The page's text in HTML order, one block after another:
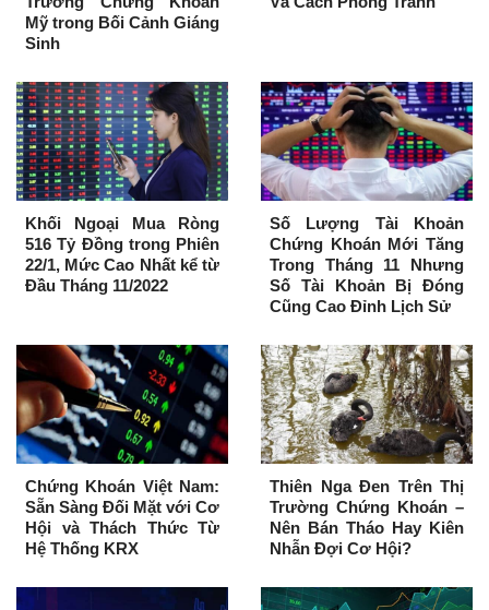
Mỹ trong Bối Cảnh Giáng
Sinh
Khối Ngoại Mua Ròng
516 Tỷ Đồng trong Phiên
22/1, Mức Cao Nhất kể từ
Đầu Tháng 11/2022
Số Lượng Tài Khoản
Chứng Khoán Mới Tăng
Trong Tháng 11 Nhưng
Số Tài Khoản Bị Đóng
Cũng Cao Đỉnh Lịch Sử
Chứng Khoán Việt Nam:
Sẵn Sàng Đối Mặt với Cơ
Hội và Thách Thức Từ
Hệ Thống KRX
Thiên Nga Đen Trên Thị
Trường Chứng Khoán –
Nên Bán Tháo Hay Kiên
Nhẫn Đợi Cơ Hội?